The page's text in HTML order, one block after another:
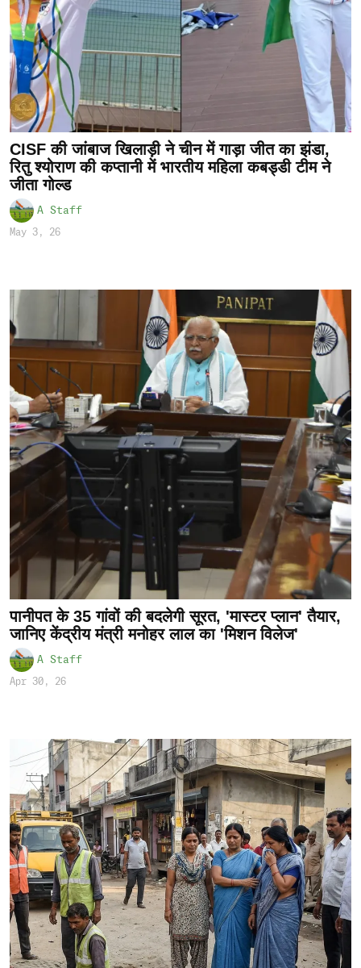
CISF की जांबाज खिलाड़ी ने चीन में गाड़ा जीत का झंडा,
रितु श्योराण की कप्तानी में भारतीय महिला कबड्डी टीम ने
जीता गोल्ड
A Staff
May 3, 26
पानीपत के 35 गांवों की बदलेगी सूरत, 'मास्टर प्लान' तैयार,
जानिए केंद्रीय मंत्री मनोहर लाल का 'मिशन विलेज'
A Staff
Apr 30, 26